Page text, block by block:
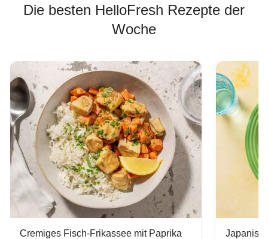
Die besten HelloFresh Rezepte der
Woche
Cremiges Fisch-Frikassee mit Paprika